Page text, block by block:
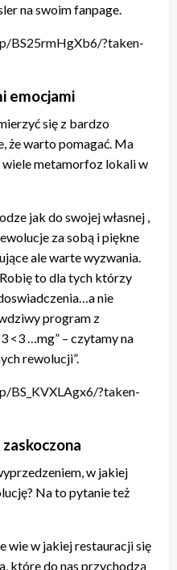
na swoim fanpage.
BS25rmHgXb6/?taken-
emocjami
się z bardzo
że warto pomagać. Ma
wiele metamorfoz lokali w
jak do swojej własnej ,
za sobą i piękne
ale warte wyzwania.
to dla tych którzy
nie
program z
<3 …mg” – czytamy na
rewolucji”.
BS_KVXLAgx6/?taken-
w jakiej
Na to pytanie też
wie w jakiej restauracji się
które do nas przychodzą